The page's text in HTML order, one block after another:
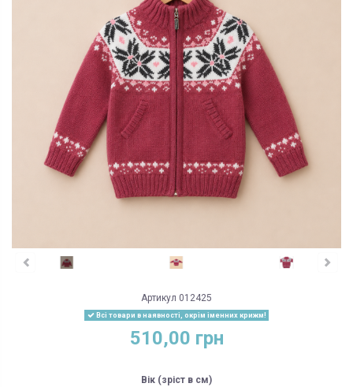
Артикул 012425
Всі товари в наявності, окрім іменних крижм!
510,00 грн
Вік (зріст в см)